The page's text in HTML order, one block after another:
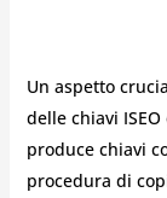
Un aspetto
delle chiavi
produce chiavi
procedura di